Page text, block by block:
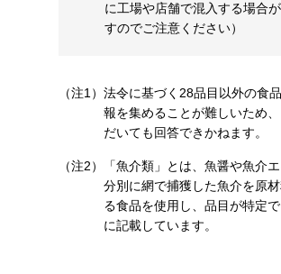
に工場や店舗で混入する場合
すのでご注意ください）
（注1） 法令に基づく28品目以外の食
報を集めることが難しいため
だいても回答できかねます。
（注2）
「魚介類」とは、魚醤や魚介
分別に網で捕獲した魚介を原
る食品を使用し、品目が特定
に記載しています。